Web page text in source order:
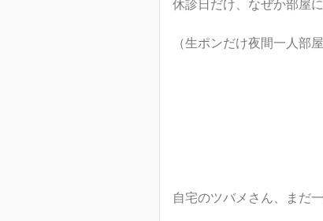
休診日だけ、なぜか部屋
（生ポンだけ夜間一人部
自宅のツバメさん、まだ